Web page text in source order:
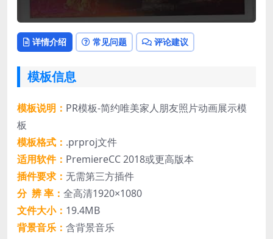
详情介绍 常见问题 评论建议
模板信息
模板说明： PR模板-简约唯美家人朋友照片动画展示模
板
模板格式： .prproj文件
适用软件： PremiereCC 2018或更高版本
插件要求： 无需第三方插件
分 辨 率： 全高清1920×1080
文件大小： 19.4MB
背景音乐： 含背景音乐